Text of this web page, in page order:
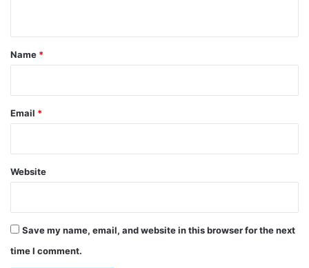
*
Name *
Email *
Website
Save my name, email, and website in this browser for the next
time I comment.